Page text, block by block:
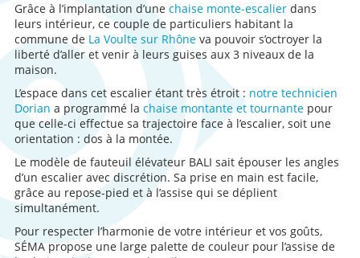
Grâce à l’implantation d’une chaise monte-escalierdans
leurs intérieur, ce couple de particuliers habitant la
commune de La Voulte sur Rhôneva pouvoir s’octroyer la
liberté d’aller et venir à leurs guises aux 3 niveaux de la
maison.
L’espace dans cet escalier étant très étroit : notre technicien
Dorian a programmé la chaise montante et tournantepour
que celle-ci effectue sa trajectoire face à l’escalier, soit une
orientation : dos à la montée.
Le modèle de fauteuil élévateur BALI sait épouser les angles
d’un escalier avec discrétion. Sa prise en main est facile,
grâce au repose-pied et à l’assise qui se déplient
simultanément.
Pour respecter l’harmonie de votre intérieur et vos goûts,
SÉMA propose une large palette de couleur pour l’assise de